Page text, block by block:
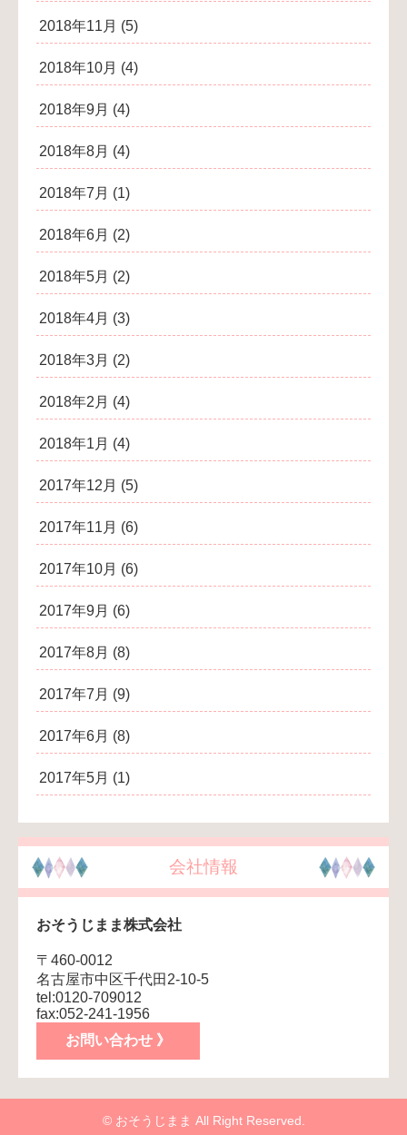
2018年11月 (5)
2018年10月 (4)
2018年9月 (4)
2018年8月 (4)
2018年7月 (1)
2018年6月 (2)
2018年5月 (2)
2018年4月 (3)
2018年3月 (2)
2018年2月 (4)
2018年1月 (4)
2017年12月 (5)
2017年11月 (6)
2017年10月 (6)
2017年9月 (6)
2017年8月 (8)
2017年7月 (9)
2017年6月 (8)
2017年5月 (1)
会社情報
おそうじまま株式会社
〒460-0012
名古屋市中区千代田2-10-5
tel:0120-709012
fax:052-241-1956
お問い合わせ 》
© おそうじまま All Right Reserved.